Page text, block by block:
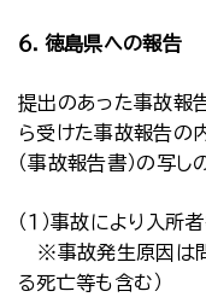
６．徳島県への報告
提出のあった事故報
ら受けた事故報告の
（事故報告書）の写し
（１）事故により入
※事故発生原因は問
る死亡等も含む）